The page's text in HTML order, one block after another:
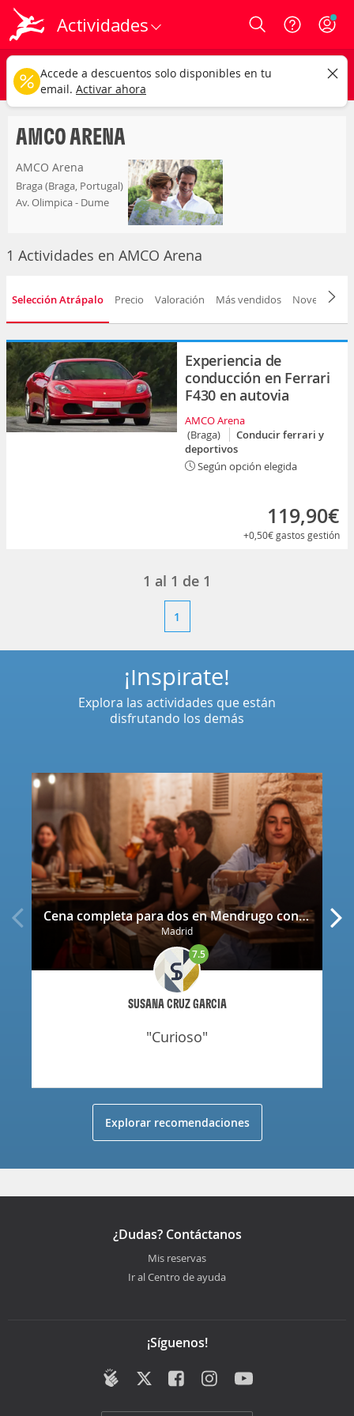
Actividades Login
amco arena
Cualquier tipo Cualquier fecha
CAMBIAR
AMCO ARENA
AMCO Arena
Braga (Braga, Portugal)
Av. Olimpica - Dume
1 Actividades en AMCO Arena
Selección Atrápalo Precio Valoración Más vendidos Novedad
Experiencia de
conducción en Ferrari
F430 en autovia
AMCO Arena
(Braga)
Conducir ferrari y
deportivos
Según opción elegida
119,90€
+0,50€gastos gestión
1 al 1 de 1
1
Cena completa para dos en Mendrugo con cerveza artesana incluida
Madrid
SUSANA CRUZ GARCIA
7.5
"curioso"
¡Inspírate!
Explora las actividades que están
disfrutando los demás
Explorar recomendaciones
¿Dudas? Contáctanos
Mis reservas
Ir al Centro de ayuda
¡Síguenos!
Accede a descuentos solo disponibles en tu
email. Activar ahora